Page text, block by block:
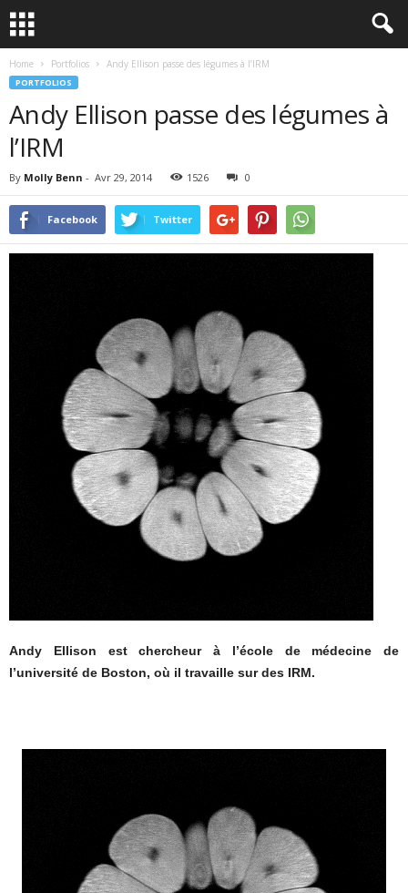
Home Portfolios Andy Ellison passe des légumes à l’IRM
PORTFOLIOS
Andy Ellison passe des légumes à
l’IRM
By Molly Benn - Avr 29, 2014 1526 0
Facebook Twitter
Andy Ellison est chercheur à l’école de médecine de
l’université de Boston, où il travaille sur des IRM.